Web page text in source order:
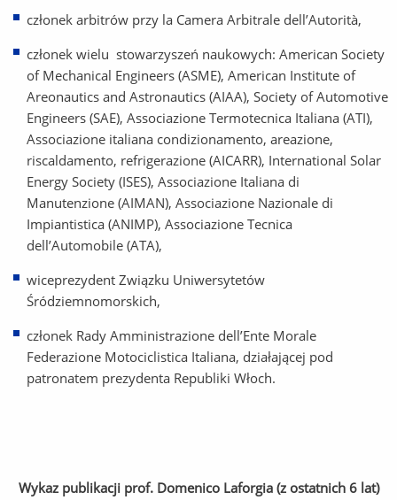
członek arbitrów przy la Camera Arbitrale dell’Autorità,
członek wielu stowarzyszeń naukowych: American Society
of Mechanical Engineers (ASME), American Institute of
Areonautics and Astronautics (AIAA), Society of Automotive
Engineers (SAE), Associazione Termotecnica Italiana (ATI),
Associazione italiana condizionamento, areazione,
riscaldamento, refrigerazione (AICARR), International Solar
Energy Society (ISES), Associazione Italiana di
Manutenzione (AIMAN), Associazione Nazionale di
Impiantistica (ANIMP), Associazione Tecnica
dell’Automobile (ATA),
wiceprezydent Związku Uniwersytetów
Śródziemnomorskich,
członek Rady Amministrazione dell’Ente Morale
Federazione Motociclistica Italiana, działającej pod
patronatem prezydenta Republiki Włoch.
Wykaz publikacji prof. Domenico Laforgia (z ostatnich 6 lat)